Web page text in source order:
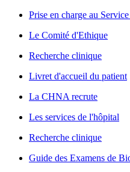
Prise en charge au
Le Comité d'Ethique
Recherche clinique
Livret d'accueil du patient
La CHNA recrute
Les services de l'hôpital
Recherche clinique
Guide des Examens de